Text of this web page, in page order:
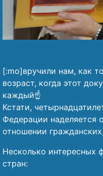
[:mo]вручили нам, как
возраст, когда этот
каждый☝️
Кстати,
Федерации наделяется
отношении
Несколько
стран: